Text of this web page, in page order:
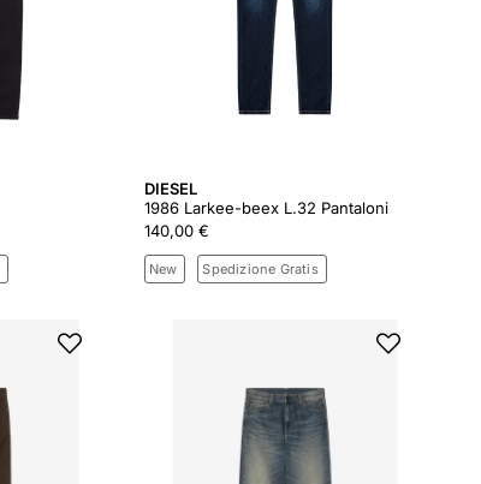
DIESEL
1986 Larkee-beex L.32 Pantaloni
140,00 €
New Spedizione Gratis